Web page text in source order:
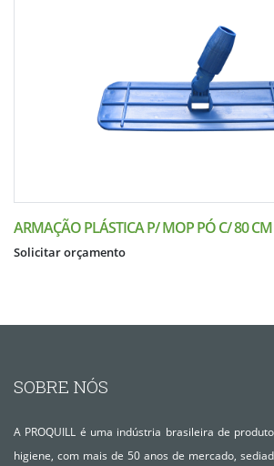
ARMAÇÃO PLÁSTICA P/ MOP PÓ C/ 80 CM
Solicitar orçamento
SOBRE NÓS
A PROQUILL é uma indústria brasileira de
higiene, com mais de 50 anos de mercado,